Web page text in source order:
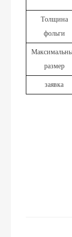
Толщина
фольги
размер
заявка